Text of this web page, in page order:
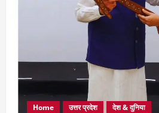
Home उत्तर प्रदेश देश & दुनिया